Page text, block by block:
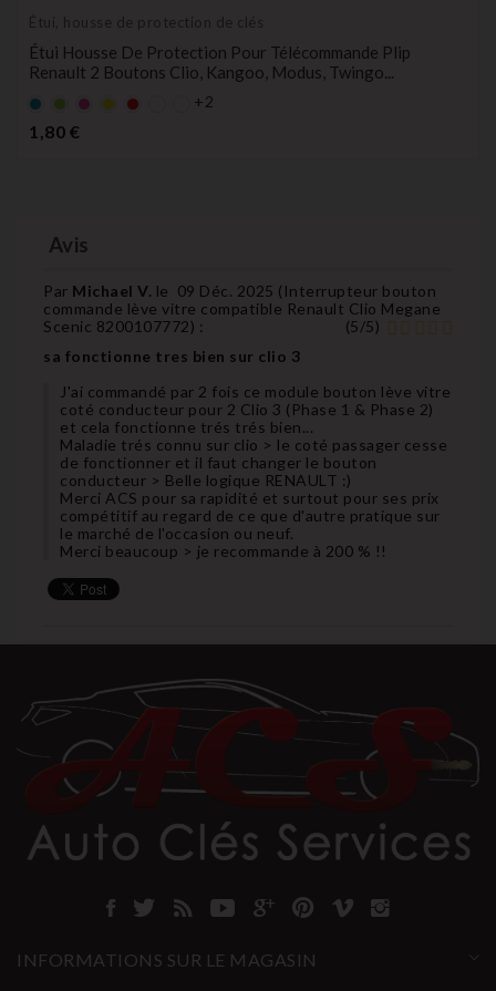
Étui, housse de protection de clés
Étui Housse De Protection Pour Télécommande Plip
Renault 2 Boutons Clio, Kangoo, Modus, Twingo...
BleuVertroseJaunerouge +2
1,80 €
Avis
Par Michael V. le 09 Déc. 2025 ( Interrupteur bouton
commande lève vitre compatible Renault Clio Megane
Scenic 8200107772) : (5/5)
sa fonctionne tres bien sur clio 3
J'ai commandé par 2 fois ce module bouton lève vitre
coté conducteur pour 2 Clio 3 (Phase 1 & Phase 2)
et cela fonctionne trés trés bien...
Maladie trés connu sur clio > le coté passager cesse
de fonctionner et il faut changer le bouton
conducteur > Belle logique RENAULT :)
Merci ACS pour sa rapidité et surtout pour ses prix
compétitif au regard de ce que d'autre pratique sur
le marché de l'occasion ou neuf.
Merci beaucoup > je recommande à 200 % !!
INFORMATIONS SUR LE MAGASIN